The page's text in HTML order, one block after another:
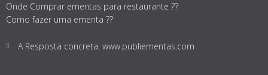
Onde Comprar ementas para restaurante ??
Como fazer uma ementa ??
A Resposta concreta: www.publiementas.com